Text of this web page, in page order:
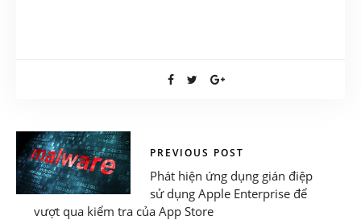
PREVIOUS POST
Phát hiện ứng dụng gián điệp
sử dụng Apple Enterprise để
vượt qua kiểm tra của App Store